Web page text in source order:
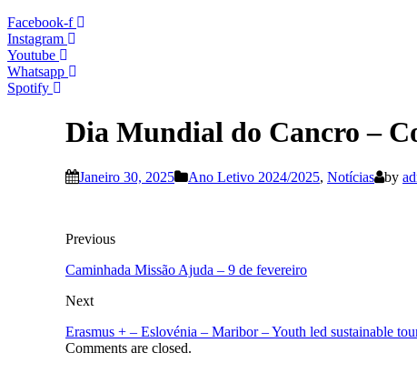
Facebook-f
Instagram
Youtube
Whatsapp
Spotify
Dia Mundial do Cancro –
Janeiro 30, 2025 Ano Letivo 2024/2025, Notícias by
Previous
Caminhada Missão Ajuda – 9 de fevereiro
Next
Erasmus + – Eslovénia – Maribor – Youth led sustainable
Comments are closed.